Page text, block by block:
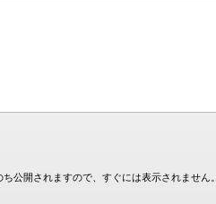
公開されますので、すぐには表示されません。